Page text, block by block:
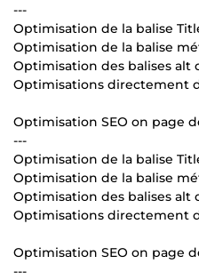
---
Optimisation de la balise
Optimisation de la balise
Optimisation des balises alt
Optimisations directement
Optimisation SEO on page
---
Optimisation de la balise
Optimisation de la balise
Optimisation des balises alt
Optimisations directement
Optimisation SEO on page
---